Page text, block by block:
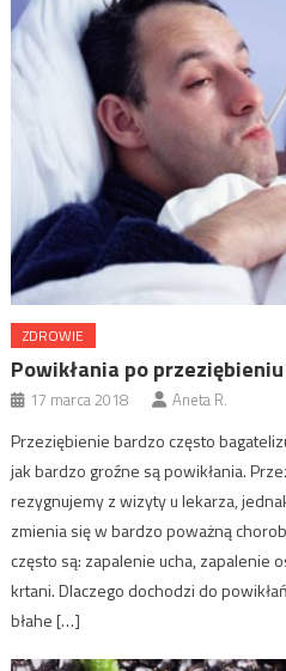
ZDROWIE
Powikłania po przeziębieniu
17 marca 2018 Aneta R.
Przeziębienie bardzo często
jak bardzo groźne są powikłania.
rezygnujemy z wizyty u lekarza,
zmienia się w bardzo poważną
często są: zapalenie ucha, zapalenie
krtani. Dlaczego dochodzi do
błahe […]